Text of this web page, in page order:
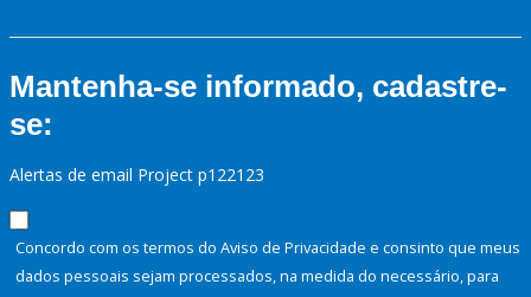
Mantenha-se informado, cadastre-
se:
Alertas de email Project p122123
Concordo com os termos do Aviso de Privacidade e consinto que meus
dados pessoais sejam processados, na medida do necessário, para